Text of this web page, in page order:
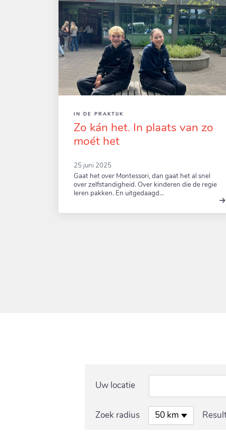
Zo kán het. In plaats van zo
moét het
IN DE PRAKTIJK
25 juni 2025
Gaat het over Montessori, dan gaat het al snel
over zelfstandigheid. Over kinderen die de regie
leren pakken. En uitgedaagd…
Uw locatie
Zoek radius 50 km